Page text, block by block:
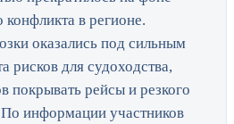
в регионе.
оказались под сильным
рисков для судоходства,
покрывать рейсы и резкого
информации участников